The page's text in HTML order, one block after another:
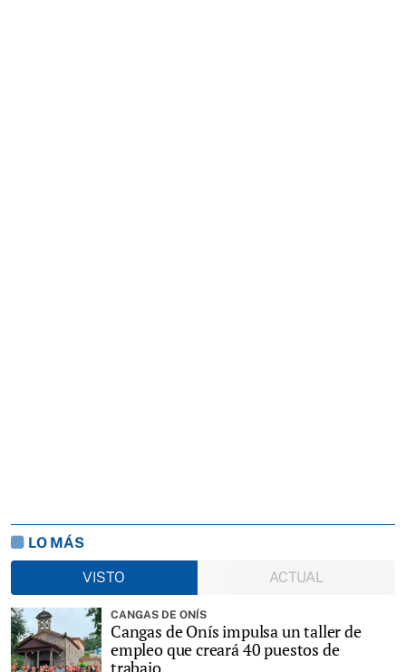
LO MÁS
VISTO
ACTUAL
CANGAS DE ONÍS
Cangas de Onís impulsa un taller de
empleo que creará 40 puestos de
trabajo